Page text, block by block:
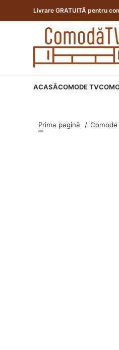
Livrare GRATUITĂ pentru
ACASĂCOMODE TV
Prima pagină